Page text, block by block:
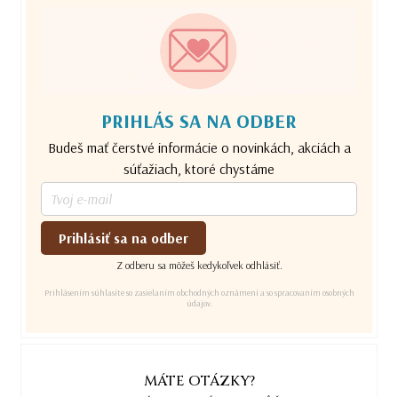
PRIHLÁS SA NA ODBER
Budeš mať čerstvé informácie o novinkách, akciách a
súťažiach, ktoré chystáme
Prihlásiť sa na odber
Z odberu sa môžeš kedykoľvek odhlásiť.
Prihlásením súhlasíte so zasielaním obchodných oznámení a so spracovaním osobných
údajov.
MÁTE OTÁZKY?